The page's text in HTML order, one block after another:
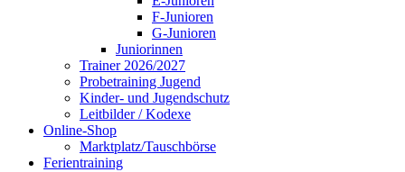
F-Junioren
G-Junioren
Juniorinnen
Trainer 2026/2027
Probetraining Jugend
Kinder- und Jugendschutz
Leitbilder / Kodexe
Online-Shop
Marktplatz/Tauschbörse
Ferientraining